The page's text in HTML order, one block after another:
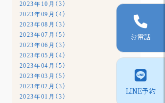
2023年10月（3）
2023年09月（4）
2023年08月（3）
2023年07月（5）
2023年06月（3）
2023年05月（4）
2023年04月（5）
2023年03月（5）
2023年02月（3）
2023年01月（3）
お電話
LINE予約